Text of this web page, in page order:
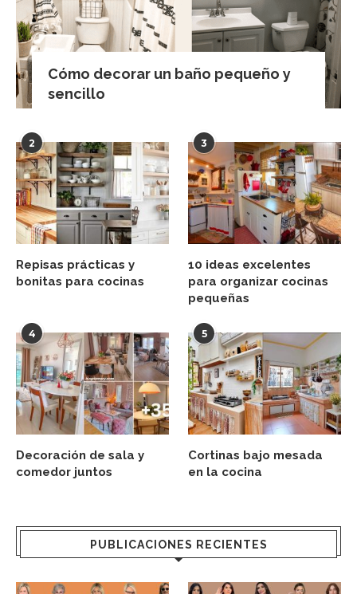
Cómo decorar un baño pequeño y
sencillo
2
Repisas prácticas y
bonitas para cocinas
3
10 ideas excelentes
para organizar cocinas
pequeñas
4
Decoración de sala y
comedor juntos
5
Cortinas bajo mesada
en la cocina
PUBLICACIONES RECIENTES